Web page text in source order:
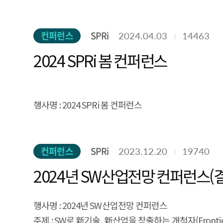
컨퍼런스 SPRi 2024.04.03 14463
2024 SPRi 봄 컨퍼런스
행사명 :2024 SPRi 봄 컨퍼런스
컨퍼런스 SPRi 2023.12.20 19740
2024년 SW산업전망 컨퍼런스(
행사명 :2024년 SW산업전망 컨퍼런스
주제 :SW로 新기술, 新산업을 창출하는 개척자